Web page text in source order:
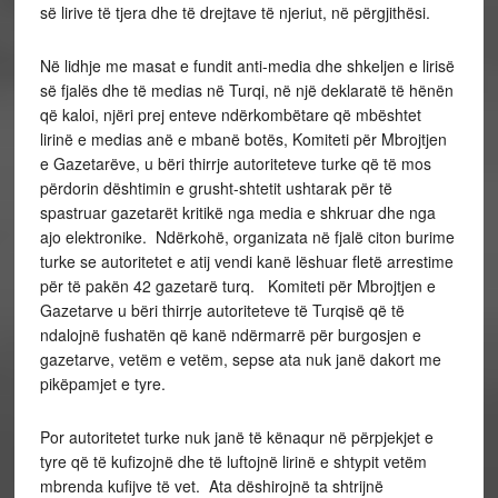
së lirive të tjera dhe të drejtave të njeriut, në përgjithësi.
Në lidhje me masat e fundit anti-media dhe shkeljen e lirisë
së fjalës dhe të medias në Turqi, në një deklaratë të hënën
që kaloi, njëri prej enteve ndërkombëtare që mbështet
lirinë e medias anë e mbanë botës, Komiteti për Mbrojtjen
e Gazetarëve, u bëri thirrje autoriteteve turke që të mos
përdorin dështimin e grusht-shtetit ushtarak për të
spastruar gazetarët kritikë nga media e shkruar dhe nga
ajo elektronike. Ndërkohë, organizata në fjalë citon burime
turke se autoritetet e atij vendi kanë lëshuar fletë arrestime
për të pakën 42 gazetarë turq. Komiteti për Mbrojtjen e
Gazetarve u bëri thirrje autoriteteve të Turqisë që të
ndalojnë fushatën që kanë ndërmarrë për burgosjen e
gazetarve, vetëm e vetëm, sepse ata nuk janë dakort me
pikëpamjet e tyre.
Por autoritetet turke nuk janë të kënaqur në përpjekjet e
tyre që të kufizojnë dhe të luftojnë lirinë e shtypit vetëm
mbrenda kufijve të vet. Ata dëshirojnë ta shtrijnë